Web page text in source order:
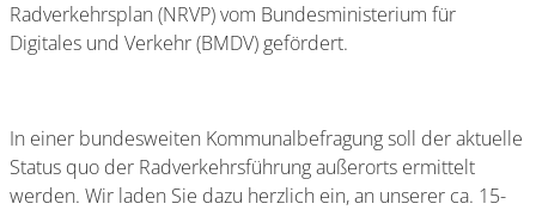
Radverkehrsplan (NRVP) vom Bundesministerium für
Digitales und Verkehr (BMDV) gefördert.
In einer bundesweiten Kommunalbefragung soll der aktuelle
Status quo der Radverkehrsführung außerorts ermittelt
werden. Wir laden Sie dazu herzlich ein, an unserer ca. 15-